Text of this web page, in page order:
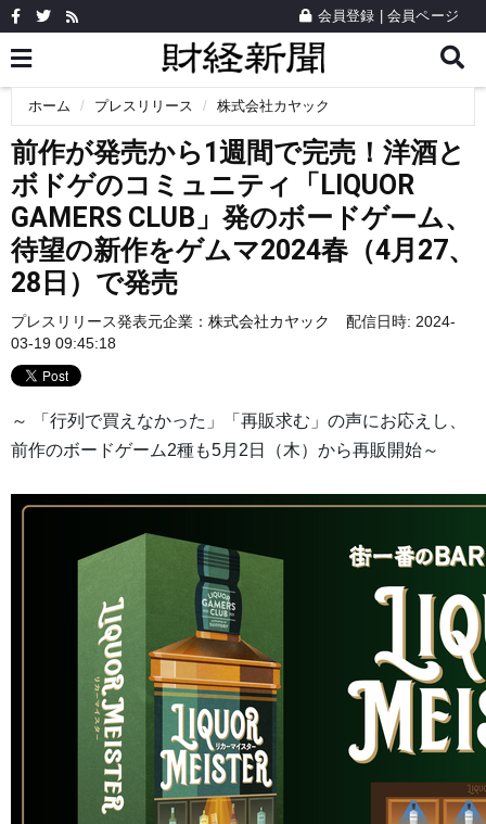
会員登録 会員ページ
ホーム プレスリリース 株式会社カヤック
前作が発売から1週間で完売！洋酒と
ボドゲのコミュニティ「LIQUOR
GAMERS CLUB」発のボードゲーム、
待望の新作をゲムマ2024春（4月27、
28日）で発売
プレスリリース発表元企業： 株式会社カヤック
配信日時: 2024-
03-19 09:45:18
～ 「行列で買えなかった」「再販求む」の声にお応えし、
前作のボードゲーム2種も5月2日（木）から再販開始～